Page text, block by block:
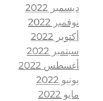
ديسمبر 2022
نوفمبر 2022
أكتوبر 2022
سبتمبر 2022
أغسطس 2022
يونيو 2022
مايو 2022